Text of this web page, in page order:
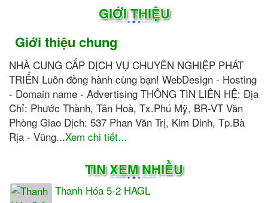
GIỚI THIỆU
Giới thiệu chung
NHÀ CUNG CẤP DỊCH VỤ CHUYÊN NGHIỆP PHÁT
TRIỂN Luôn đồng hành cùng bạn! WebDesign - Hosting
- Domain name - Advertising THÔNG TIN LIÊN HỆ: Địa
Chỉ: Phước Thành, Tân Hoà, Tx.Phú Mỹ, BR-VT Văn
Phòng Giao Dịch: 537 Phan Văn Trị, Kim Dinh, Tp.Bà
Rịa - Vũng...Xem chi tiết...
TIN XEM NHIỀU
Thanh Hóa 5-2 HAGL